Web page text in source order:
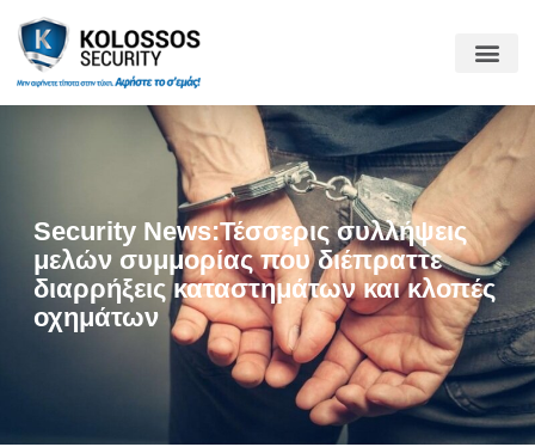
Security News:Τέσσερις συλλήψεις
μελών συμμορίας που διέπραττε
διαρρήξεις καταστημάτων και κλοπές
οχημάτων